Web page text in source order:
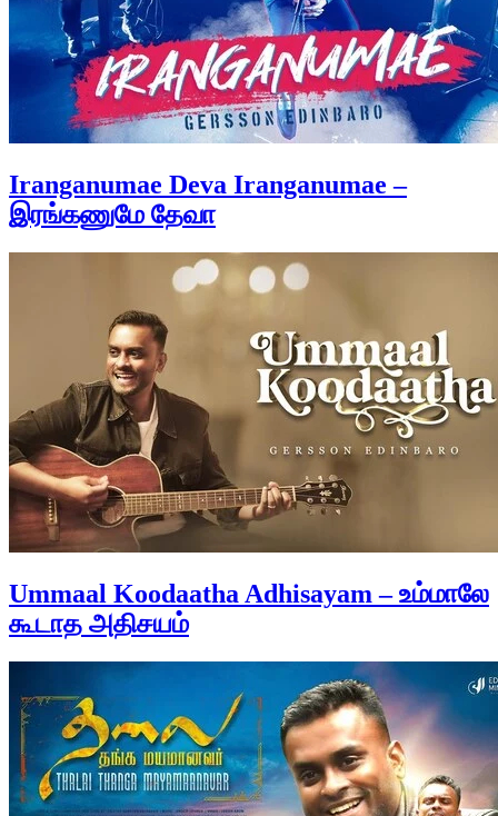
Iranganumae Deva Iranganumae –
இரங்கணுமே தேவா
Ummaal Koodaatha Adhisayam – உம்மாலே
கூடாத அதிசயம்